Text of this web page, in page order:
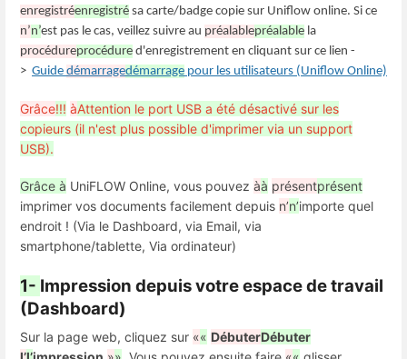
enregistréenregistré sa carte/badge copie sur Uniflow online. Si ce
n’n’est pas le cas, veillez suivre au préalablepréalable la
procédureprocédure d'enregistrement en cliquant sur ce lien -
> Guide démarragedémarrage pour les utilisateurs (Uniflow Online)
Grâce!!! àAttention le port USB a été désactivé sur les
copieurs (il n'est plus possible d'imprimer via un support
USB).
Grâce à UniFLOW Online, vous pouvez àà présentprésent
imprimer vos documents facilement depuis n’n’importe quel
endroit ! (Via le Dashboard, via Email, via
smartphone/tablette, Via ordinateur)
1- Impression depuis votre espace de travail
(Dashboard)
Sur la page web, cliquez sur «« DébuterDébuter